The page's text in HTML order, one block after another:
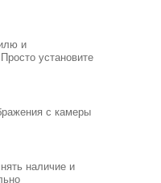
и
установите
с камеры
наличие и